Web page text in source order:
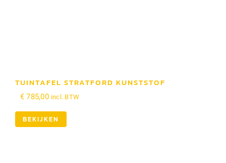
TUINTAFEL STRATFORD KUNSTSTOF
€ 785,00 incl. BTW
BEKIJKEN